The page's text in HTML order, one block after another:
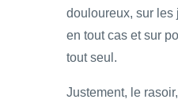
douloureux, sur les
en tout cas et sur
tout seul.
Justement, le